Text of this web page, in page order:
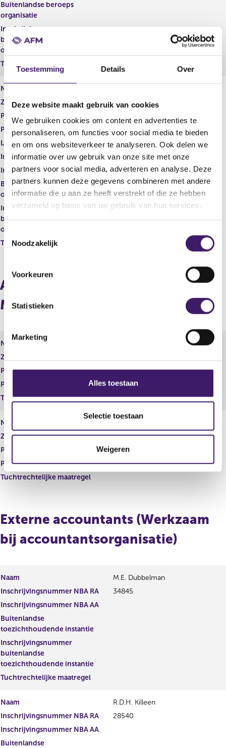
Toestemming Details Over
Deze website maakt gebruik van cookies
We gebruiken cookies om content en advertenties te
personaliseren, om functies voor social media te bieden
en om ons websiteverkeer te analyseren. Ook delen we
informatie over uw gebruik van onze site met onze
partners voor social media, adverteren en analyse. Deze
partners kunnen deze gegevens combineren met andere
informatie die u aan ze heeft verstrekt of die ze hebben
verzameld op basis van uw gebruik van hun services.
T
t
m
n
g
s
c
t
i
e
Noodzakelijk
Voorkeuren
Statistieken
Marketing
Alles toestaan
Selectie toestaan
Weigeren
t
a
a
t
a
a
t
Buitenlandse beroeps
organisatie
Inschrijvings nummer
buitenlandse beroeps
organisatie
Tucht- rechtelijke maatregel
Naam
Zakelijk adres
Postcode
Plaats
Lid toezichthoudend orgaan
nee
Inschrijvings nummer NBA RA
28540
Inschrijvings nummer NBA AA
Buitenlandse beroeps
organisatie
Inschrijvings nummer
buitenlandse beroeps
organisatie
Tucht- rechtelijke maatregel
Aandeelhouders / Vennoten /
Maten
Naam
Zakelijk adres
Postcode
Plaats
Tuchtrechtelijke maatregel
Naam
Zakelijk adres
Postcode
Plaats
Tuchtrechtelijke maatregel
Externe accountants (Werkzaam
bij accountantsorganisatie)
Naam
M.E. Dubbelman
Inschrijvingsnummer NBA RA
34845
Inschrijvingsnummer NBA AA
Buitenlandse
toezichthoudende instantie
Inschrijvingsnummer
buitenlandse
toezichthoudende instantie
Tuchtrechtelijke maatregel
Naam
R.D.H. Killeen
Inschrijvingsnummer NBA RA
28540
Inschrijvingsnummer NBA AA
Buitenlandse